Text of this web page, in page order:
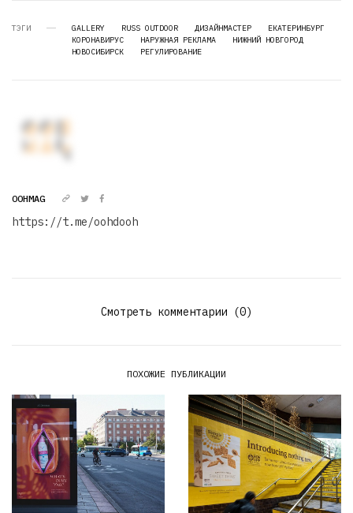
ТЭГИ GALLERY RUSS OUTDOOR ДИЗАЙНМАСТЕР
ЕКАТЕРИНБУРГ
КОРОНАВИРУС
НАРУЖНАЯ РЕКЛАМА
НИЖНИЙ НОВГОРОД
НОВОСИБИРСК
РЕГУЛИРОВАНИЕ
OOHMAG
https://t.me/oohdooh
Смотреть комментарии (0)
ПОХОЖИЕ ПУБЛИКАЦИИ